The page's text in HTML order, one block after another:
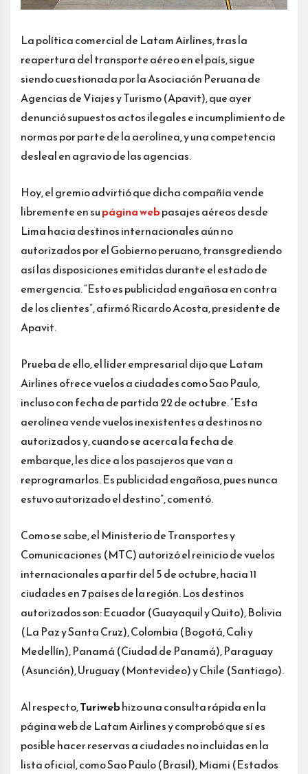
La política comercial de Latam Airlines, tras la
reapertura del transporte aéreo en el país, sigue
siendo cuestionada por la Asociación Peruana de
Agencias de Viajes y Turismo (Apavit), que ayer
denunció supuestos actos ilegales e incumplimiento de
normas por parte de la aerolínea, y una competencia
desleal en agravio de las agencias.
Hoy, el gremio advirtió que dicha compañía vende
libremente en supágina webpasajes aéreos desde
Lima hacia destinos internacionales aún no
autorizados por el Gobierno peruano, transgrediendo
así las disposiciones emitidas durante el estado de
emergencia. “Esto es publicidad engañosa en contra
de los clientes”, afirmó Ricardo Acosta, presidente de
Apavit.
Prueba de ello, el líder empresarial dijo que Latam
Airlines ofrece vuelos a ciudades como Sao Paulo,
incluso con fecha de partida 22 de octubre. “Esta
aerolínea vende vuelos inexistentes a destinos no
autorizados y, cuando se acerca la fecha de
embarque, les dice a los pasajeros que van a
reprogramarlos. Es publicidad engañosa, pues nunca
estuvo autorizado el destino”, comentó.
Como se sabe, el Ministerio de Transportes y
Comunicaciones (MTC) autorizó el reinicio de vuelos
internacionales a partir del 5 de octubre, hacia 11
ciudades en 7 países de la región. Los destinos
autorizados son: Ecuador (Guayaquil y Quito), Bolivia
(La Paz y Santa Cruz), Colombia (Bogotá, Cali y
Medellín), Panamá (Ciudad de Panamá), Paraguay
(Asunción), Uruguay (Montevideo) y Chile (Santiago).
Al respecto,Turiwebhizo una consulta rápida en la
página web de Latam Airlines y comprobó que sí es
posible hacer reservas a ciudades no incluidas en la
lista oficial, como Sao Paulo (Brasil), Miami (Estados